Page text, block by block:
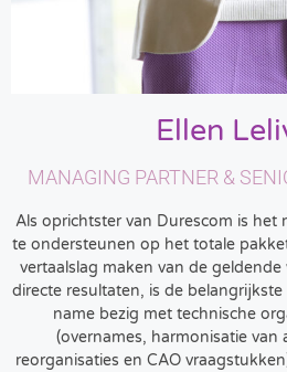
Ellen
MANAGING PARTNER &
Als oprichtster van Durescom is het
te ondersteunen op het totale
vertaalslag maken van de
directe resultaten, is de
name bezig met technische
(overnames, harmonisatie van
reorganisaties en CAO